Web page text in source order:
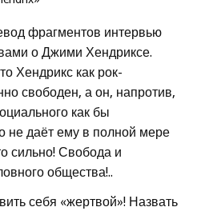
фрагментов интервью
о Джими Хендриксе.
Хендрикс как рок-
свободен, а он, напротив,
как бы
не даёт ему в полной мере
сильно! Свобода и
общества!..
себя «жертвой»! Назвать